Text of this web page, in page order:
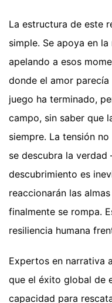
La estructura de este
simple. Se apoya en
apelando a esos
donde el amor
juego ha terminado,
campo, sin saber que
siempre. La tensión
se descubra la
descubrimiento es
reaccionarán las
finalmente se rompa.
resiliencia humana
Expertos en narrativa
que el éxito global de
capacidad para